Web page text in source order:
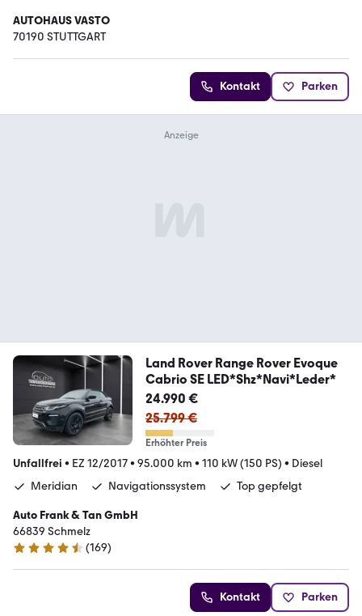
AUTOHAUS VASTO
70190 STUTTGART
Kontakt Parken
Land Rover Range Rover Evoque
Cabrio SE LED*Shz*Navi*Leder*
24.990 €
25.799 €
Erhöhter Preis
Unfallfrei • EZ 12/2017• 95.000 km • 110 kW (150 PS) • Diesel
Meridian
Navigationssystem Top gepfelgt
Auto Frank & Tan GmbH
66839 Schmelz
4.6 Sterne
(169)
Kontakt Parken